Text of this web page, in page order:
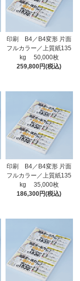
印刷 B4／B4変形 片面
フルカラー／上質紙135
kg 50,000枚
259,800円(税込)
印刷 B4／B4変形 片面
フルカラー／上質紙135
kg 35,000枚
186,300円(税込)